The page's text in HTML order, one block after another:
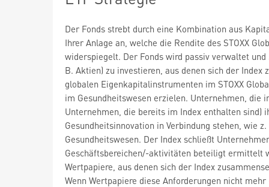
Der Fonds strebt durch eine Kombination aus
Ihrer Anlage an, welche die Rendite des STOXX
widerspiegelt. Der Fonds wird passiv verwaltet
B. Aktien) zu investieren, aus denen sich der
globalen Eigenkapitalinstrumenten im STOXX
im Gesundheitswesen erzielen. Unternehmen, die
Unternehmen, die bereits im Index enthalten sind)
Gesundheitsinnovation in Verbindung stehen, wie
Gesundheitswesen. Der Index schließt
Geschäftsbereichen/-aktivitäten beteiligt ermittelt
Wertpapiere, aus denen sich der Index
Wenn Wertpapiere diese Anforderungen nicht